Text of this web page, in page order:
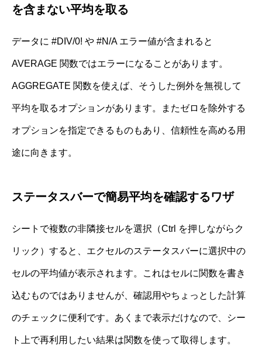
を含まない平均を取る
データに #DIV/0! や #N/A エラー値が含まれると
AVERAGE 関数ではエラーになることがあります。
AGGREGATE 関数を使えば、そうした例外を無視して
平均を取るオプションがあります。またゼロを除外する
オプションを指定できるものもあり、信頼性を高める用
途に向きます。
ステータスバーで簡易平均を確認するワザ
シートで複数の非隣接セルを選択（Ctrl を押しながらク
リック）すると、エクセルのステータスバーに選択中の
セルの平均値が表示されます。これはセルに関数を書き
込むものではありませんが、確認用やちょっとした計算
のチェックに便利です。あくまで表示だけなので、シー
ト上で再利用したい結果は関数を使って取得します。